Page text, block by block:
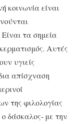
κοινωνία είναι
τα σημεία
Αυτές
υγιείς
απίσχναση
της φιλολογίας
δάσκαλος- με την